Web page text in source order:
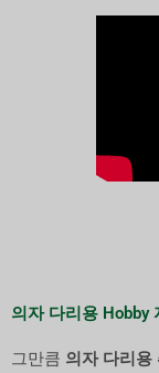
의자 다리용 Hobby
그만큼 의자 다리용